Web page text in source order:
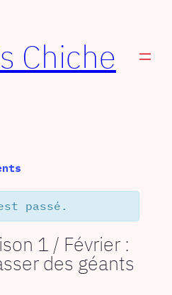
Chiche
passé.
1 / Février :
des géants